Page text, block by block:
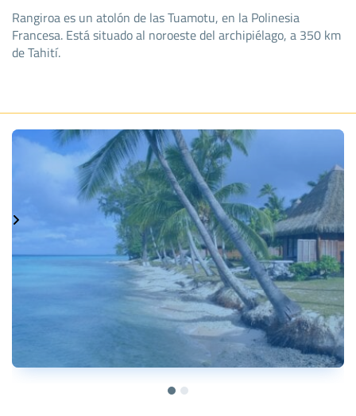
Rangiroa es un atolón de las Tuamotu, en la Polinesia
Francesa. Está situado al noroeste del archipiélago, a 350 km
de Tahití.